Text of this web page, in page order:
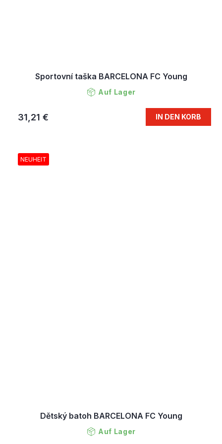
Sportovní taška BARCELONA FC Young
Auf Lager
31,21 € IN DEN KORB
NEUHEIT
Dětský batoh BARCELONA FC Young
Auf Lager